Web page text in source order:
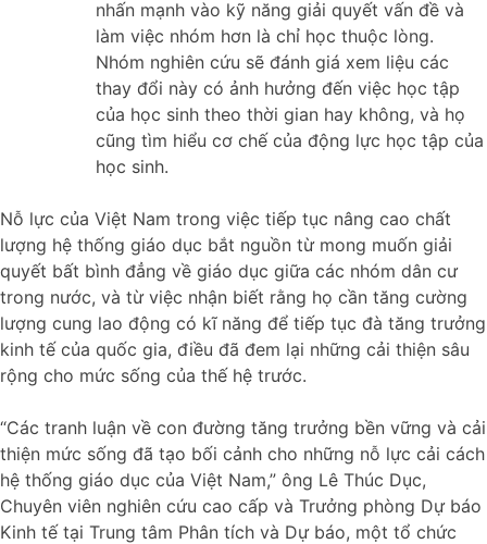
nhấn mạnh vào kỹ năng giải quyết vấn đề và
làm việc nhóm hơn là chỉ học thuộc lòng.
Nhóm nghiên cứu sẽ đánh giá xem liệu các
thay đổi này có ảnh hưởng đến việc học tập
của học sinh theo thời gian hay không, và họ
cũng tìm hiểu cơ chế của động lực học tập của
học sinh.
Nỗ lực của Việt Nam trong việc tiếp tục nâng cao chất
lượng hệ thống giáo dục bắt nguồn từ mong muốn giải
quyết bất bình đẳng về giáo dục giữa các nhóm dân cư
trong nước, và từ việc nhận biết rằng họ cần tăng cường
lượng cung lao động có kĩ năng để tiếp tục đà tăng trưởng
kinh tế của quốc gia, điều đã đem lại những cải thiện sâu
rộng cho mức sống của thế hệ trước.
“Các tranh luận về con đường tăng trưởng bền vững và cải
thiện mức sống đã tạo bối cảnh cho những nỗ lực cải cách
hệ thống giáo dục của Việt Nam,” ông Lê Thúc Dục,
Chuyên viên nghiên cứu cao cấp và Trưởng phòng Dự báo
Kinh tế tại Trung tâm Phân tích và Dự báo, một tổ chức